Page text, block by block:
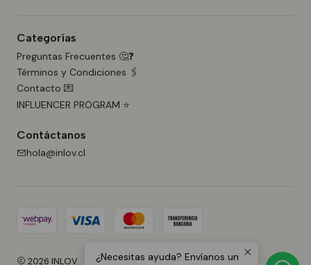
Categorías
Preguntas Frecuentes 🤔❓
Términos y Condiciones 🖇️
Contacto 💌
INFLUENCER PROGRAM ⭐
Contáctanos
hola@inlov.cl
2026 INLOV. ¿Necesitas ayuda? Envíanos un